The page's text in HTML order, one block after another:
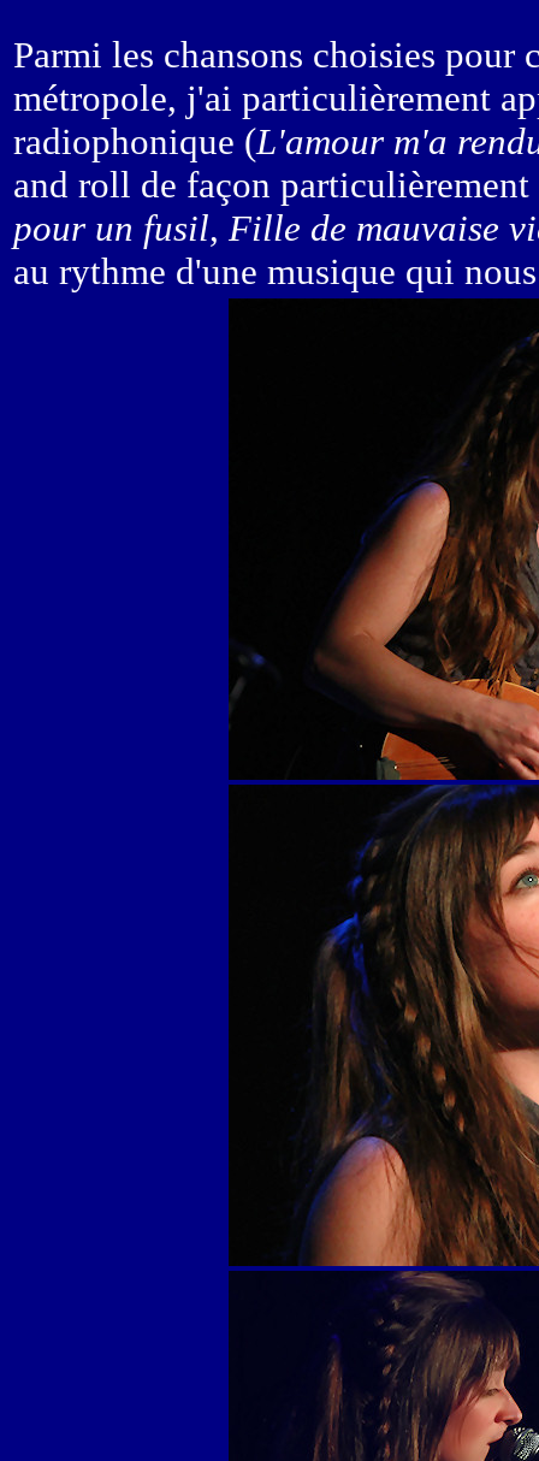
Parmi les chansons choisies
métropole, j'ai particulièrement
radiophonique (L'amour m'a
and roll de façon
pour un fusil, Fille de mauvaise
au rythme d'une musique qui